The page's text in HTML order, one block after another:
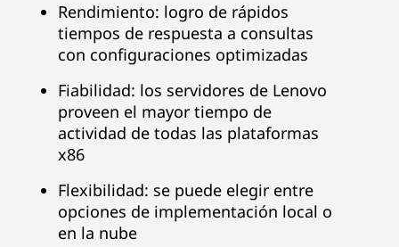
Rendimiento: logro de rápidos
tiempos de respuesta a consultas
con configuraciones optimizadas
Fiabilidad: los servidores de Lenovo
proveen el mayor tiempo de
actividad de todas las plataformas
x86
Flexibilidad: se puede elegir entre
opciones de implementación local o
en la nube